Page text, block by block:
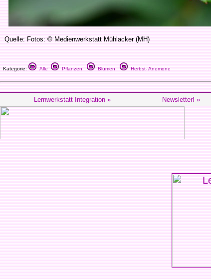
Quelle: Fotos: © Medienwerkstatt Mühlacker (MH)
Kategorie: Alle Pflanzen Blumen Herbst- Anemone
Lernwerkstatt Integration » Newsletter! »